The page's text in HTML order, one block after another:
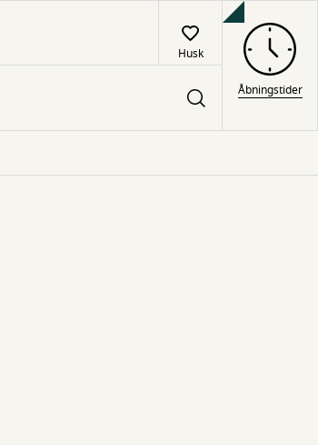
Husk
Åbningstider